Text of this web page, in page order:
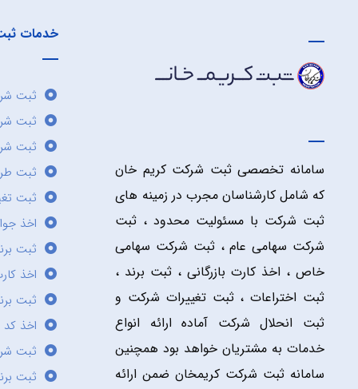
سامانه تخصصی ثبت شرکت کریم خان
که شامل کارشناسان مجرب در زمینه های
ثبت شرکت با مسئولیت محدود ، ثبت
شرکت سهامی عام ، ثبت شرکت سهامی
خاص ، اخذ کارت بازرگانی ، ثبت برند ،
ثبت اختراعات ، ثبت تغییرات شرکت و
ثبت انحلال شرکت آماده ارائه انواع
خدمات به مشتریان خواهد بود همچنین
سامانه ثبت شرکت کریمخان ضمن ارائه
خدمات
ثبت
ثبت
ثبت
ثبت
ثبت
اخذ
ثبت
اخذ
ثبت
اخذ
ثبت
ثبت